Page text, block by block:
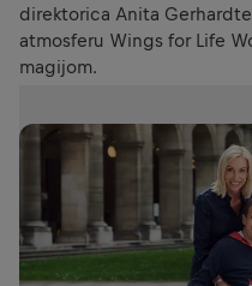
direktorica Anita
atmosferu Wings for Life
magijom.